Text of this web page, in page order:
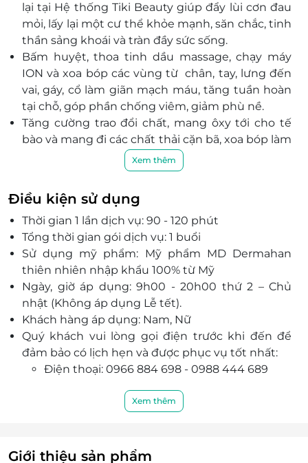
lại tại Hệ thống Tiki Beauty giúp đẩy lùi cơn đau
mỏi, lấy lại một cư thể khỏe mạnh, săn chắc, tinh
thần sảng khoái và tràn đầy sức sống.
Bấm huyệt, thoa tinh dầu massage, chạy máy
ION và xoa bóp các vùng từ chân, tay, lưng đến
vai, gáy, cổ làm giãn mạch máu, tăng tuần hoàn
tại chỗ, góp phần chống viêm, giảm phù nề.
Tăng cường trao đổi chất, mang ôxy tới cho tế
bào và mang đi các chất thải cặn bã, xoa bóp làm
giãn cơ, đặc biệt là những nhóm cơ đã bị co
Tinh thần trở nên thư thái, dễ chịu, làn da mịn
màng và cơ thể tràn đầy năng lượng.
Tiki Beauty là hệ thống spa và làm đẹp có nhiều
cơ sở tại các tỉnh, thành phố trên cả nước, là địa
chỉ làm đẹp được nhiều chị em phụ nữ tin tưởng
lựa chọn với nhiều gói dịch vụ chất lượng.
Không gian rộng rãi, sang trọng, thoang thoảng
tinh dầu thiên nhiên đem lại cảm giác thư thái
xua đi những căng thẳng trong cuộc sống.
Hệ thống trang thiết bị, máy móc hiện đại và đội
ngũ chuyên viên lành nghề, nhiệt tình, chu đáo.
Xem thêm
Điều kiện sử dụng
Thời gian 1 lần dịch vụ: 90 - 120 phút
Tổng thời gian gói dịch vụ: 1 buổi
Sử dụng mỹ phẩm: Mỹ phẩm MD Dermahan
thiên nhiên nhập khẩu 100% từ Mỹ
Ngày, giờ áp dụng: 9h00 - 20h00 thứ 2 – Chủ
nhật (Không áp dụng Lễ tết).
Khách hàng áp dụng: Nam, Nữ
Quý khách vui lòng gọi điện trước khi đến để
đảm bảo có lịch hẹn và được phục vụ tốt nhất:
Điện thoại: 0966 884 698 - 0988 444 689
Số 46 - Bạch Đằng - Hoàn Kiếm Hà Nội.
TP HCM. Điện thoại: 0984 763 689
Xem thêm
Giới thiệu sản phẩm